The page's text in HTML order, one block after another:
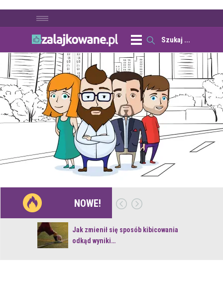
NOWE!
Jak zmienił się sposób kibicowania
odkąd wyniki…